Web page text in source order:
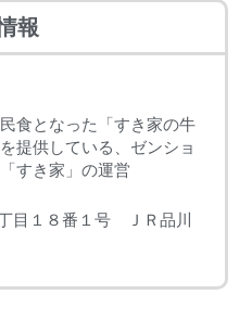
報
食となった「すき家の牛
提供している、ゼンショ
すき家」の運営
目１８番１号 ＪＲ品川